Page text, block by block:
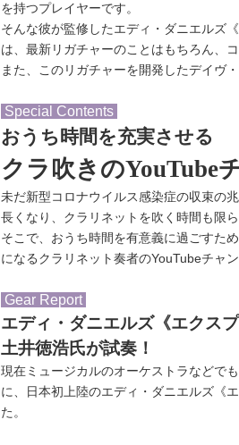
を持つプレイヤーです。
そんな彼が監修したエディ・ダニエルズ
は、最新リガチャーのことはもちろん、
また、このリガチャーを開発したデイヴ
Special Contents
おうち時間を充実させる
クラ吹きのYouTube
未だ新型コロナウイルス感染症の収束の
長くなり、クラリネットを吹く時間も限
そこで、おうち時間を有意義に過ごすた
になるクラリネット奏者のYouTubeチャ
Gear Report
エディ・ダニエルズ《エクス
土井徳浩氏が試奏！
現在ミュージカルのオーケストラなどで
に、日本初上陸のエディ・ダニエルズ《
た。